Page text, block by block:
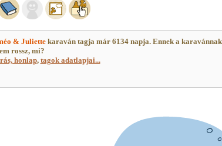
& Juliettekaraván tagja már 6134 napja. Ennek a
rossz, mi?
honlap, tagok adatlapjai...